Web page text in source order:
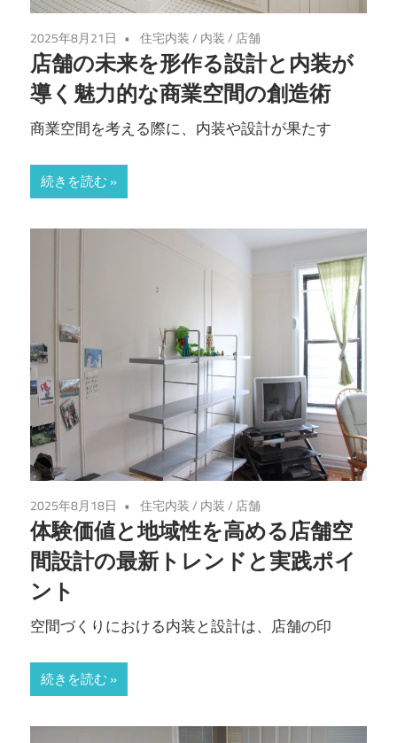
2025年8月21日 住宅内装/ 内装/ 店舗
店舗の未来を形作る設計と内装が
導く魅力的な商業空間の創造術
商業空間を考える際に、内装や設計が果たす
続きを読む
2025年8月18日 住宅内装/ 内装/ 店舗
体験価値と地域性を高める店舗空
間設計の最新トレンドと実践ポイ
ント
空間づくりにおける内装と設計は、店舗の印
続きを読む